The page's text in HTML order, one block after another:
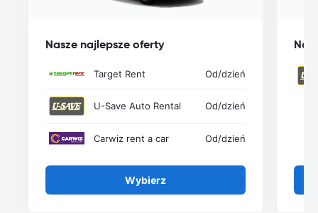
Nasze najlepsze oferty
Target Rent Od/dzień
U-Save Auto Rental Od/dzień
Carwiz rent a car Od/dzień
Wybierz